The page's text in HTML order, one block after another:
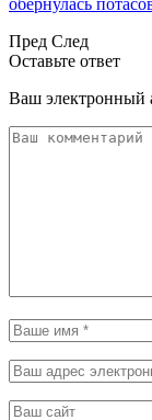
Пред След
Оставьте ответ
Ваш электронный